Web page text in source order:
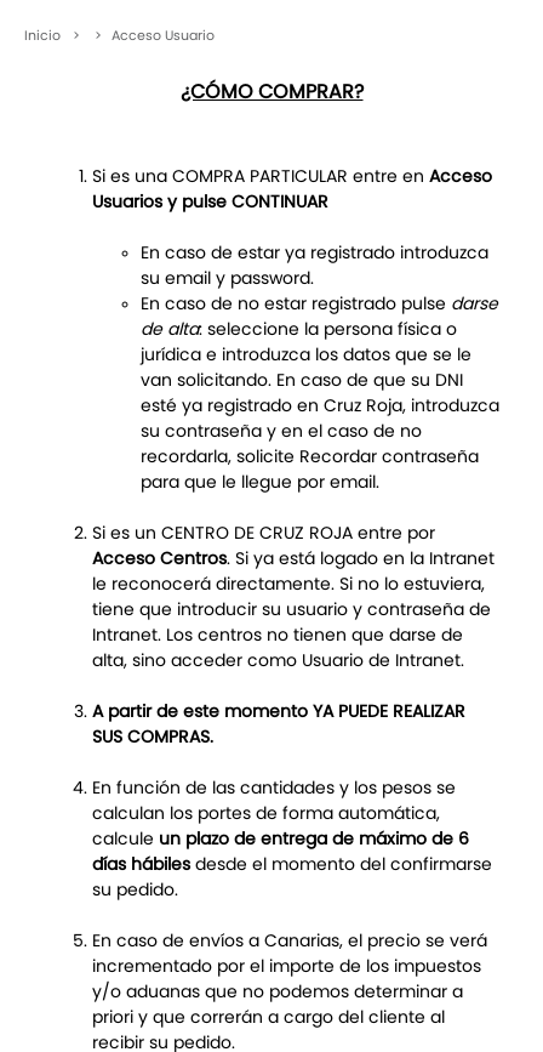
Inicio > > Acceso Usuario
¿CÓMO COMPRAR?
Si es una COMPRA PARTICULAR entre en Acceso
Usuarios y pulse CONTINUAR
En caso de estar ya registrado introduzca
su email y password.
En caso de no estar registrado pulse darse
de alta: seleccione la persona física o
jurídica e introduzca los datos que se le
van solicitando. En caso de que su DNI
esté ya registrado en Cruz Roja, introduzca
su contraseña y en el caso de no
recordarla, solicite Recordar contraseña
para que le llegue por email.
Si es un CENTRO DE CRUZ ROJA entre por
Acceso Centros. Si ya está logado en la Intranet
le reconocerá directamente. Si no lo estuviera,
tiene que introducir su usuario y contraseña de
Intranet. Los centros no tienen que darse de
alta, sino acceder como Usuario de Intranet.
A partir de este momento YA PUEDE REALIZAR
SUS COMPRAS.
En función de las cantidades y los pesos se
calculan los portes de forma automática,
calcule un plazo de entrega de máximo de 6
días hábilesdesde el momento del confirmarse
su pedido.
En caso de envíos a Canarias, el precio se verá
incrementado por el importe de los impuestos
y/o aduanas que no podemos determinar a
priori y que correrán a cargo del cliente al
recibir su pedido.